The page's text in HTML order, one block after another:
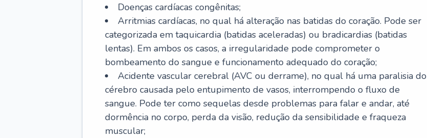
Doenças cardíacas congênitas;
Arritmias cardíacas, no qual há alteração nas batidas do coração. Pode ser
categorizada em taquicardia (batidas aceleradas) ou bradicardias (batidas
lentas). Em ambos os casos, a irregularidade pode comprometer o
bombeamento do sangue e funcionamento adequado do coração;
Acidente vascular cerebral (AVC ou derrame), no qual há uma paralisia do
cérebro causada pelo entupimento de vasos, interrompendo o fluxo de
sangue. Pode ter como sequelas desde problemas para falar e andar, até
dormência no corpo, perda da visão, redução da sensibilidade e fraqueza
muscular;